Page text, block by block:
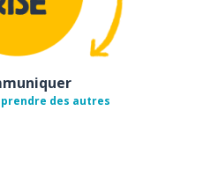
des autres